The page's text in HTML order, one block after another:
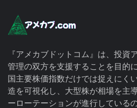
『アメカブドットコム』は、投資
管理の双方を支援することを目的
国主要株価指数だけでは捉えにく
造を可視化し、大型株が相場を主
ーローテーションが進行している